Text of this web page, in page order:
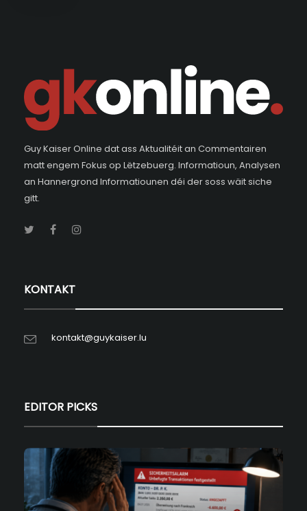
Guy Kaiser Online dat ass Aktualitéit an Commentairen
matt engem Fokus op Lëtzebuerg. Informatioun, Analysen
an Hannergrond Informatiounen déi der soss wäit siche
gitt.
KONTAKT
kontakt@guykaiser.lu
EDITOR PICKS